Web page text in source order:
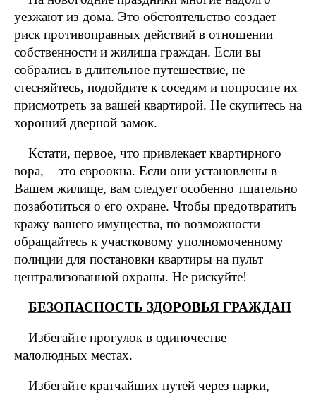
уезжают из дома. Это обстоятельство создает
риск противоправных действий в отношении
собственности и жилища граждан. Если вы
собрались в длительное путешествие, не
стесняйтесь, подойдите к соседям и попросите их
присмотреть за вашей квартирой. Не скупитесь на
хороший дверной замок.
Кстати, первое, что привлекает квартирного
вора, – это евроокна. Если они установлены в
Вашем жилище, вам следует особенно тщательно
позаботиться о его охране. Чтобы предотвратить
кражу вашего имущества, по возможности
обращайтесь к участковому уполномоченному
полиции для постановки квартиры на пульт
централизованной охраны. Не рискуйте!
БЕЗОПАСНОСТЬ ЗДОРОВЬЯ ГРАЖДАН
Избегайте прогулок в одиночестве
малолюдных местах.
Избегайте кратчайших путей через парки,